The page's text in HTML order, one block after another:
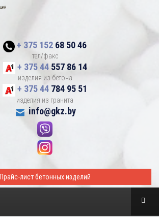
+ 375 152 68 50 46
тел/факс
+ 375 44557 86 14
изделия из бетона
+ 375 44 784 95 51
изделия из гранита
info@gkz.by
Прайс-лист бетонных изделий